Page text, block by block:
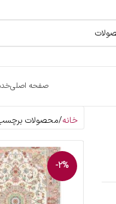
صفحه اصلی
خانه محصولات برچسب
-2%